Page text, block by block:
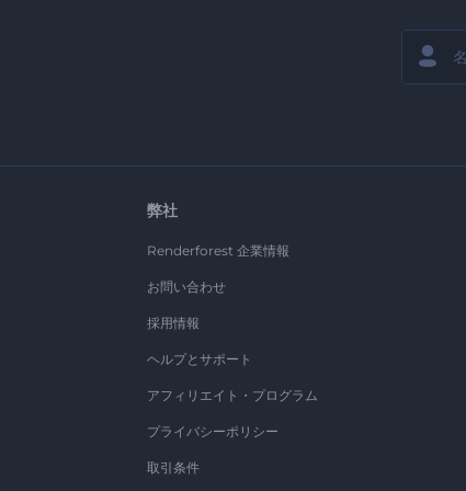
弊社
Renderforest 企業情報
お問い合わせ
採用情報
ヘルプとサポート
アフィリエイト・プログラム
プライバシーポリシー
取引条件